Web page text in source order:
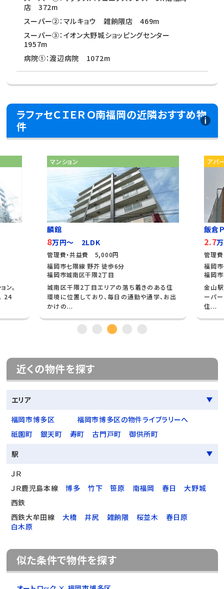
店 372m
スーパー②：マルキョウ 雑餉隈店 469m
スーパー③：イオン大野城ショッピングセンター
1957m
病院①：渡辺病院 1072m
ラファセＣＩＥＲＯ南福岡の近隣おすすめ物
件
ン。
24
マンション
麟館
8万円～ 2LDK
管理費・共益費 5,000円
福岡市七隈線 野芥 徒歩6分
福岡市城南区干隈2丁目
城南区干隈2丁目エリアの落ち着きのある住
環境に位置しており、毎日の通勤や通学、お出
かけの...
アパ
飯倉
2.7
管理
福岡
福岡
金山
ーパ
住...
近くの物件を探す
エリア
福岡市博多区
福岡市博多区の物件ライブラリーへ
祇園町
銀天町 寿町 古門戸町
御供所町
駅
ＪＲ
ＪＲ鹿児島本線
博多 竹下 笹原 南福岡 春日
大野城
西鉄
西鉄大牟田線
大橋 井尻 雑餉隈 桜並木
春日原
白木原
似た条件で物件を探す